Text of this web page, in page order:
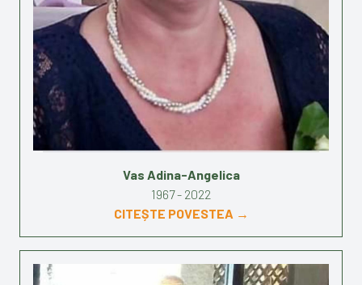
Vas Adina-Angelica
1967 - 2022
CITEȘTE POVESTEA →